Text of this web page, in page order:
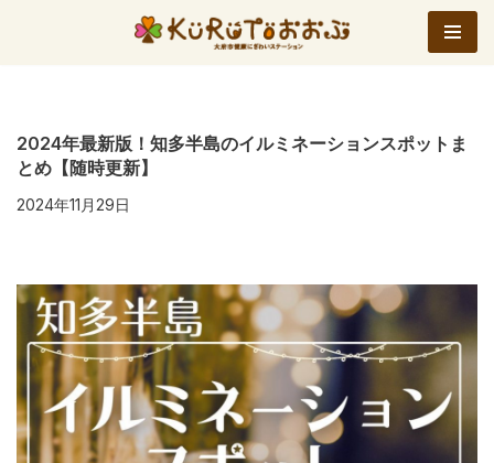
ン
ツ
へ
ッ
プ
2024年最新版！知多半島のイルミネーションスポットま
とめ【随時更新】
2024年11月29日